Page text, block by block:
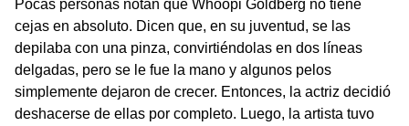
Pocas personas notan que Whoopi Goldberg no tiene
cejas en absoluto. Dicen que, en su juventud, se las
depilaba con una pinza, convirtiéndolas en dos líneas
delgadas, pero se le fue la mano y algunos pelos
simplemente dejaron de crecer. Entonces, la actriz decidió
deshacerse de ellas por completo. Luego, la artista tuvo